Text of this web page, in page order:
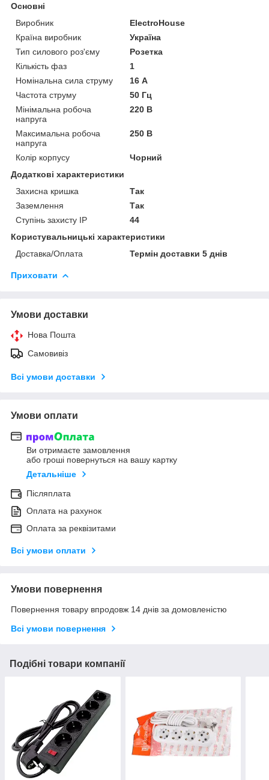
Основні
Виробник
ElectroHouse
Країна виробник
Україна
Тип силового роз'єму
Розетка
Кількість фаз
1
Номінальна сила струму
16 А
Частота струму
50 Гц
Мінімальна робоча
напруга
220 В
Максимальна робоча
напруга
250 В
Колір корпусу
Чорний
Додаткові характеристики
Захисна кришка
Так
Заземлення
Так
Ступінь захисту IP
44
Користувальницькі характеристики
Доставка/Оплата
Термін доставки 5 днів
Приховати
Умови доставки
Нова Пошта
Самовивіз
Всі умови доставки
Умови оплати
Ви отримаєте замовлення
або гроші повернуться на вашу картку
Детальніше
Післяплата
Оплата на рахунок
Оплата за реквізитами
Всі умови оплати
Умови повернення
Повернення товару впродовж 14 днів за домовленістю
Всі умови повернення
Подібні товари компанії